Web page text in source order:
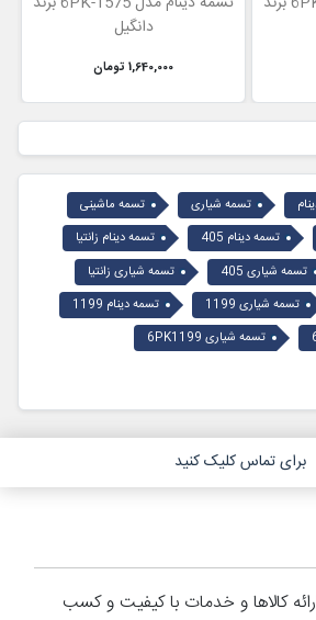
دانگیل
1,640,000 تومان
تسمه شیاری
تسمه ماشینی
تسمه دینام 405
تسمه دینام زانتیا
تسمه شیاری 405
تسمه شیاری زانتیا
تسمه شیاری 1199
تسمه دینام 1199
تسمه شیاری 6PK1199
برای تماس کلیک کنید
کالاها و خدمات با کیفیت و کسب